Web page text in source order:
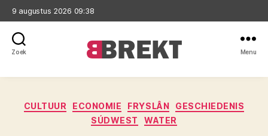
9 augustus 2026 09:38
Zoek Menu
Categorieën
CULTUUR ECONOMIE FRYSLÂN
GESCHIEDENIS
SÚDWEST
WATER